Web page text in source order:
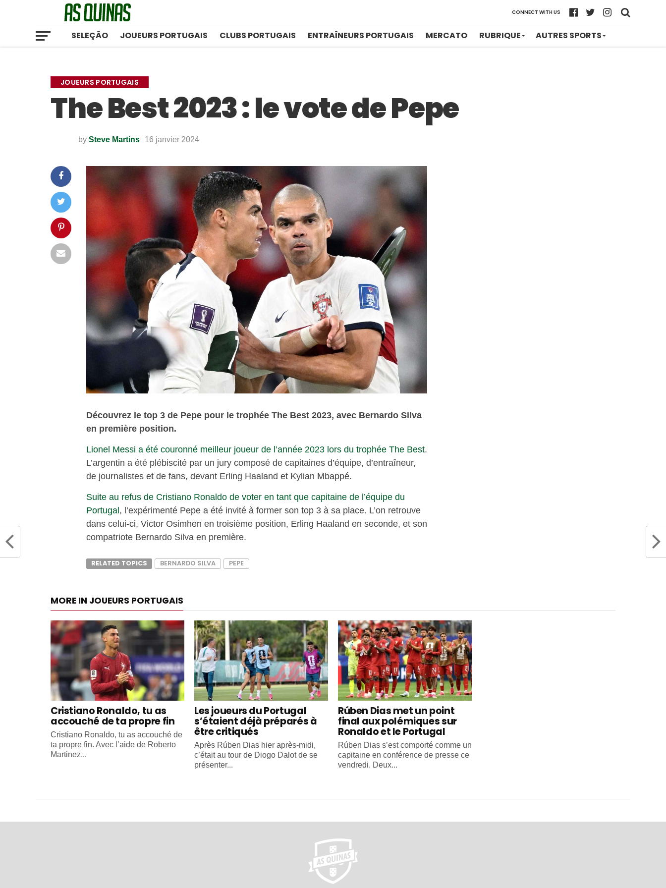
CONNECT WITH US
SELEÇÃO JOUEURS PORTUGAIS CLUBS PORTUGAIS ENTRAÎNEURS PORTUGAIS MERCATO RUBRIQUE AUTRES SPORTS
JOUEURS PORTUGAIS
The Best 2023 : le vote de Pepe
by Steve Martins 16 janvier 2024
Découvrez le top 3 de Pepe pour le trophée The Best 2023, avec Bernardo Silva
en première position.
Lionel Messi a été couronné meilleur joueur de l’année 2023 lors du trophée The Best.
L’argentin a été plébiscité par un jury composé de capitaines d’équipe, d’entraîneur,
de journalistes et de fans, devant Erling Haaland et Kylian Mbappé.
Suite au refus de Cristiano Ronaldo de voter en tant que capitaine de l’équipe du
Portugal, l’expérimenté Pepe a été invité à former son top 3 à sa place. L’on retrouve
dans celui-ci, Victor Osimhen en troisième position, Erling Haaland en seconde, et son
compatriote Bernardo Silva en première.
RELATED TOPICS BERNARDO SILVA PEPE
MORE IN JOUEURS PORTUGAIS
Cristiano Ronaldo, tu as
accouché de ta propre fin
Cristiano Ronaldo, tu as accouché de
ta propre fin. Avec l’aide de Roberto
Martinez...
Les joueurs du Portugal
s’étaient déjà préparés à
être critiqués
Après Rúben Dias hier après-midi,
c’était au tour de Diogo Dalot de se
présenter...
Rúben Dias met un point
final aux polémiques sur
Ronaldo et le Portugal
Rúben Dias s’est comporté comme un
capitaine en conférence de presse ce
vendredi. Deux...